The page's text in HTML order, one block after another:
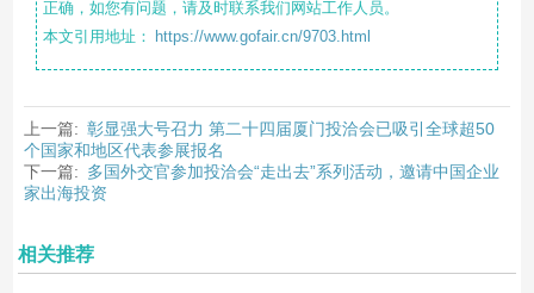
正确，如您有问题，请及时联系我们网站工作人员。
本文引用地址： https://www.gofair.cn/9703.html
上一篇: 彰显强大号召力 第二十四届厦门投洽会已吸引全球超50
个国家和地区代表参展报名
下一篇: 多国外交官参加投洽会“走出去”系列活动，邀请中国企业
家出海投资
相关推荐